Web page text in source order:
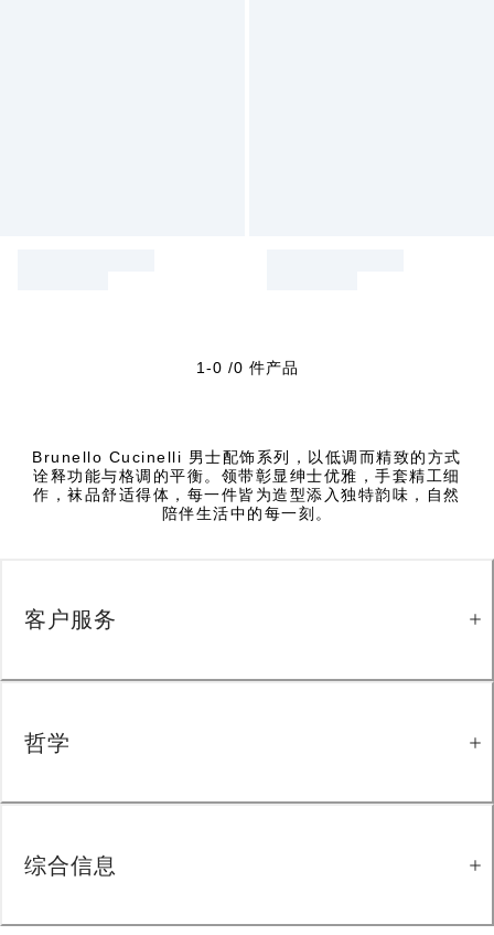
1-0 /0 件产品
Brunello Cucinelli 男士配饰系列，以低调而精致的方式
诠释功能与格调的平衡。领带彰显绅士优雅，手套精工细
作，袜品舒适得体，每一件皆为造型添入独特韵味，自然
陪伴生活中的每一刻。
客户服务
哲学
综合信息